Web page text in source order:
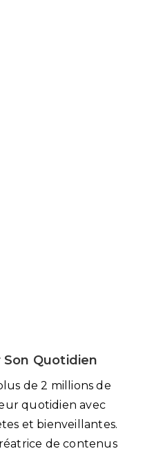
Son Quotidien
de 2 millions de
quotidien avec
et bienveillantes.
de contenus